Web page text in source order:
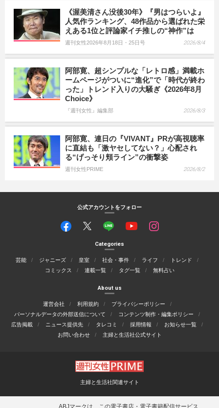
《渥美清さん没後30年》『男はつらいよ』
人気作ランキング、48作品から選ばれた栄
えある1位と評論家イチ推しの“神作”は
週刊女性2026年8月18日・25日号 2026/8/4
阿部寛、超シンプルな「レトロ感」満載ホ
ームページがついに“進化”で「時代が終わ
った」トレンド入りの大騒ぎ《2026年8月
Choice》
『週刊女性』編集部 2026/8/3
阿部寛、連日の『VIVANT』PRが高視聴率
に直結も「激ヤセしてない？」心配され
る“げっそり頬ライン”の衝撃姿
週刊女性PRIME 2026/8/2
公式アカウントをフォロー
Categories
芸能 ジャニーズ 皇室 社会・事件 ライフ
トレンド
コミックス
連載一覧 タグ一覧 無料占い
About us
運営会社 利用規約
プライバシーポリシー
パーソナルデータの外部送信について
コンテンツ制作・編集ポリシー
広告掲載
ニュース提供先 タレコミ 採用情報
お知らせ一覧
お問い合わせ
主婦と生活社公式サイト
主婦と生活社関連サイト
ABJマークは、この電子書店・電子書籍配信サービス